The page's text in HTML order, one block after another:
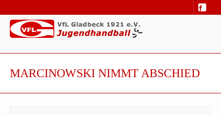
MARCINOWSKI NIMMT ABSCHIED